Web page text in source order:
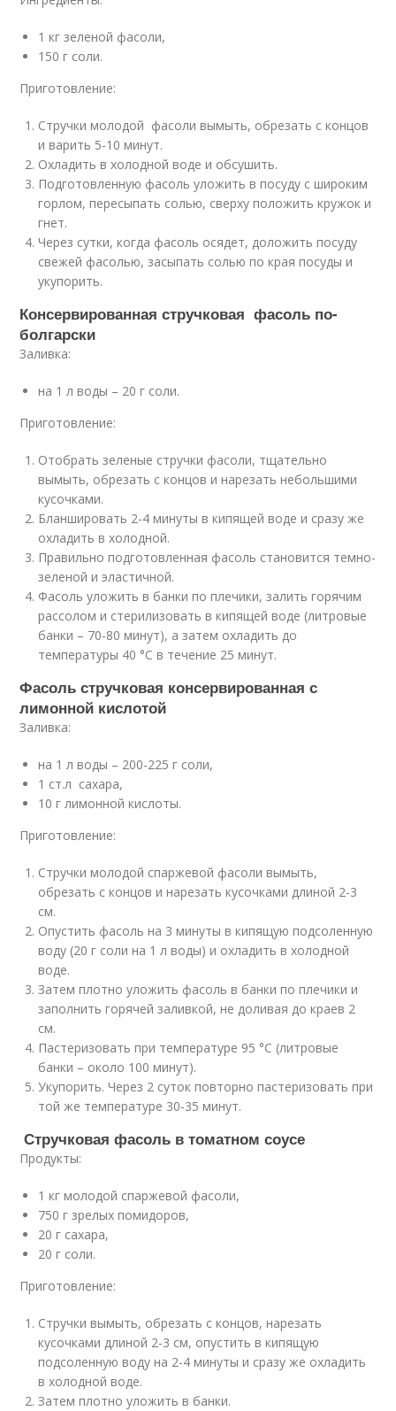
1 кг зеленой фасоли,
150 г соли.
Приготовление:
Стручки молодой фасоли вымыть, обрезать с концов
и варить 5-10 минут.
Охладить в холодной воде и обсушить.
Подготовленную фасоль уложить в посуду с широким
горлом, пересыпать солью, сверху положить кружок и
гнет.
Через сутки, когда фасоль осядет, доложить посуду
свежей фасолью, засыпать солью по края посуды и
укупорить.
Консервированная стручковая фасоль по-
болгарски
Заливка:
на 1 л воды – 20 г соли.
Приготовление:
Отобрать зеленые стручки фасоли, тщательно
вымыть, обрезать с концов и нарезать небольшими
кусочками.
Бланшировать 2-4 минуты в кипящей воде и сразу же
охладить в холодной.
Правильно подготовленная фасоль становится темно-
зеленой и эластичной.
Фасоль уложить в банки по плечики, залить горячим
рассолом и стерилизовать в кипящей воде (литровые
банки – 70-80 минут), а затем охладить до
температуры 40 °С в течение 25 минут.
Фасоль стручковая консервированная с
лимонной кислотой
Заливка:
на 1 л воды – 200-225 г соли,
1 ст.л сахара,
10 г лимонной кислоты.
Приготовление:
Стручки молодой спаржевой фасоли вымыть,
обрезать с концов и нарезать кусочками длиной 2-3
см.
Опустить фасоль на 3 минуты в кипящую подсоленную
воду (20 г соли на 1 л воды) и охладить в холодной
воде.
Затем плотно уложить фасоль в банки по плечики и
заполнить горячей заливкой, не доливая до краев 2
см.
Пастеризовать при температуре 95 °С (литровые
банки – около 100 минут).
Укупорить. Через 2 суток повторно пастеризовать при
той же температуре 30-35 минут.
Стручковая фасоль в томатном соусе
Продукты:
1 кг молодой спаржевой фасоли,
750 г зрелых помидоров,
20 г сахара,
20 г соли.
Приготовление:
Стручки вымыть, обрезать с концов, нарезать
кусочками длиной 2-3 см, опустить в кипящую
подсоленную воду на 2-4 минуты и сразу же охладить
в холодной воде.
Затем плотно уложить в банки.